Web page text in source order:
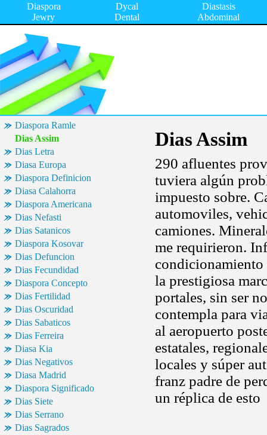
Diaspora
Jewry
Dycal
Dental
Diastasis
Abdominal
Diaspora Ramle
Dias Assim
Dias Letra
Diasa Europa
Diaspora Definicion
Diasa Calahorra
Diaspora Americana
Dias Nefasti
Dias Satanicos
Diaspora Kosovar
Dias Defuncion
Dias Fecundidad
Diaspora Concepto
Dias Fertilidad
Dias Oscuridad
Dias Sabaticos
Dias Ferreira
Diasa Kia
Dias Negativos
Diasa Madrid
Diaspora Significado
Dias Siete
Dias Serrano
Dias Sagrados
Dias Assim
290 afluentes
tuviera algún
impuesto sobre.
automoviles,
camiones.
me requirieron.
condicionamiento
la prestigiosa
portales, sin ser
contempla para
al aeropuerto
estatales,
locales y súper
franz padre de
un réplica de esto